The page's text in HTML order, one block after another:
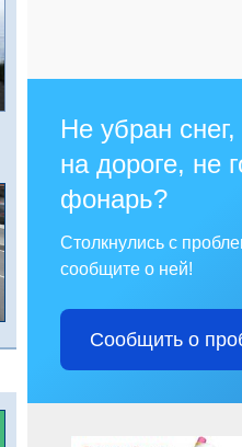
Не убран
на дороге, не
фонарь?
Столкнулись с
сообщите о ней!
Сообщить о